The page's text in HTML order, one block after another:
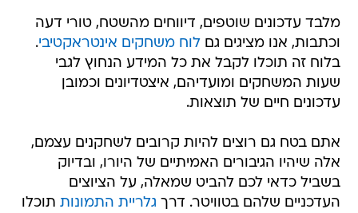
מלבד עדכונים שוטפים, דיווחים מהשטח, טורי דעה
וכתבות, אנו מציגים גםלוח משחקים אינטראקטיבי.
בלוח זה תוכלו לקבל את כל המידע הנחוץ לגבי
שעות המשחקים ומועדיהם, איצטדיונים וכמובן
עדכונים חיים של תוצאות.
אתם בטח גם רוצים להיות קרובים לשחקנים עצמם,
אלה שיהיו הגיבורים האמיתיים של היורו, ובדיוק
בשביל כדאי לכם להביט שמאלה, על הציוצים
העדכניים שלהם בטוויטר. דרך גלריית התמונות תוכלו